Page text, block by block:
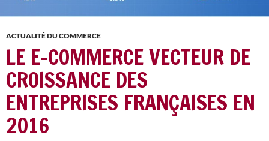
ACTUALITÉ DU COMMERCE
LE E-COMMERCE VECTEUR DE
CROISSANCE DES
ENTREPRISES FRANÇAISES EN
2016